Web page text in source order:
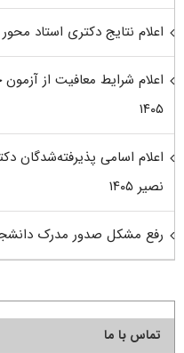
اعلام نتایج دکتری استاد محور
اعلام شرایط معافیت از
۱۴۰۵
اعلام اسامی پذیرفته‌شدگان
نصیر ۱۴۰۵
رفع مشکل صدور مدرک
تماس با ما